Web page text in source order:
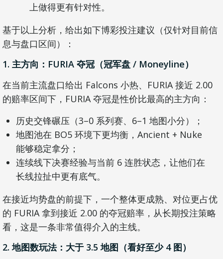
上做得更有针对性。
基于以上分析，给出如下博彩投注建议（仅针对目前信
息与盘口区间）：
1. 主方向：FURIA 夺冠（冠军盘 / Moneyline）
在当前主流盘口给出 Falcons 小热、FURIA 接近 2.00
的赔率区间下，FURIA 夺冠是性价比最高的主方向：
历史交锋碾压（3–0 系列赛、6–1 地图小分）；
地图池在 BO5 环境下更均衡，Ancient + Nuke
能够稳定拿分；
连续线下决赛经验与当前 6 连胜状态，让他们在
长线拉扯中更有底气。
在接近均势盘的前提下，一个整体更成熟、对位更占优
的 FURIA 拿到接近 2.00 的夺冠赔率，从长期投注策略
看，这是一条非常值得介入的主线。
2. 地图数玩法：大于 3.5 地图（看好至少 4 图）